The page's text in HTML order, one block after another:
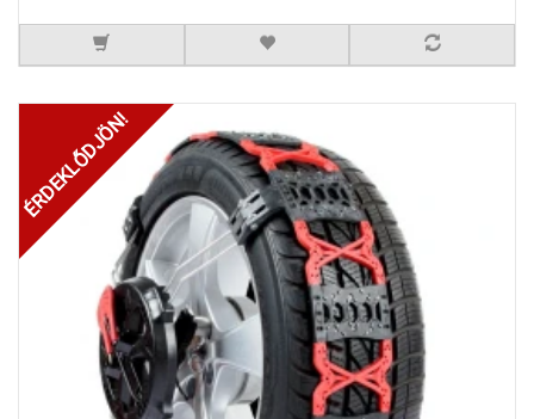
ÉRDEKLŐDJÖN!